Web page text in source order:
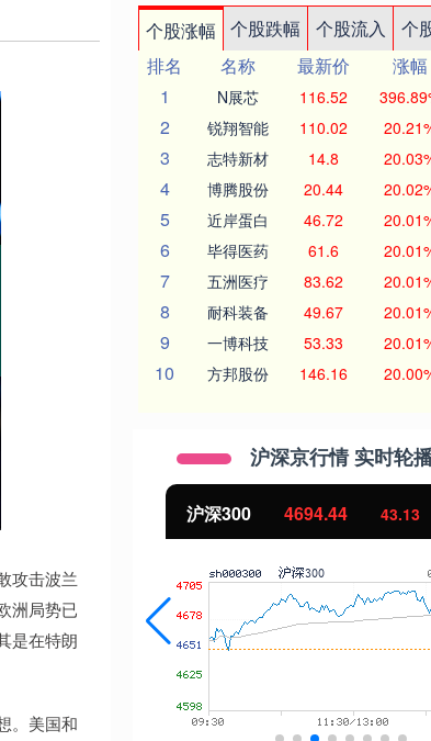
攻击波兰
洲局势已
是在特朗
。美国和
个股涨幅 个股跌幅 个股流入 个
排名
名称 最新价 涨幅
1
N展芯 116.52
2 锐翔智能 110.02
3 志特新材 14.8
4 博腾股份 20.44
5 近岸蛋白 46.72
6 毕得医药 61.6
7 五洲医疗 83.62
8 耐科装备 49.67
9 一博科技 53.33
10 方邦股份 146.16
沪深京行情 实时轮
北证50 1134.24 11.37